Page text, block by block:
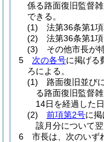
係る路面復旧監督
できる。
(1)
法第36条第1
(2)
法第36条第1
(3)
その他市長が
5
次の各号に掲げる
ろによる。
(1)
路面復旧並びに
る路面復旧監督
14日を経過した日
(2)
前項第2号に
該月分について
6
市長は、次のいず